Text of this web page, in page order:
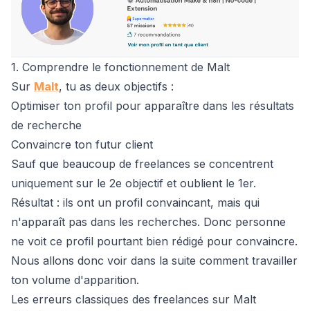
1. Comprendre le fonctionnement de Malt
Sur Malt, tu as deux objectifs :
Optimiser ton profil pour apparaître dans les résultats
de recherche
Convaincre ton futur client
Sauf que beaucoup de freelances se concentrent
uniquement sur le 2e objectif et oublient le 1er.
Résultat : ils ont un profil convaincant, mais qui
n'apparaît pas dans les recherches. Donc personne
ne voit ce profil pourtant bien rédigé pour convaincre.
Nous allons donc voir dans la suite comment travailler
ton volume d'apparition.
Les erreurs classiques des freelances sur Malt